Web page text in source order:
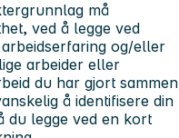
må
ved å legge ved
og/eller
arbeider eller
du har gjort sammen
å identifisere din
du legge ved en kort